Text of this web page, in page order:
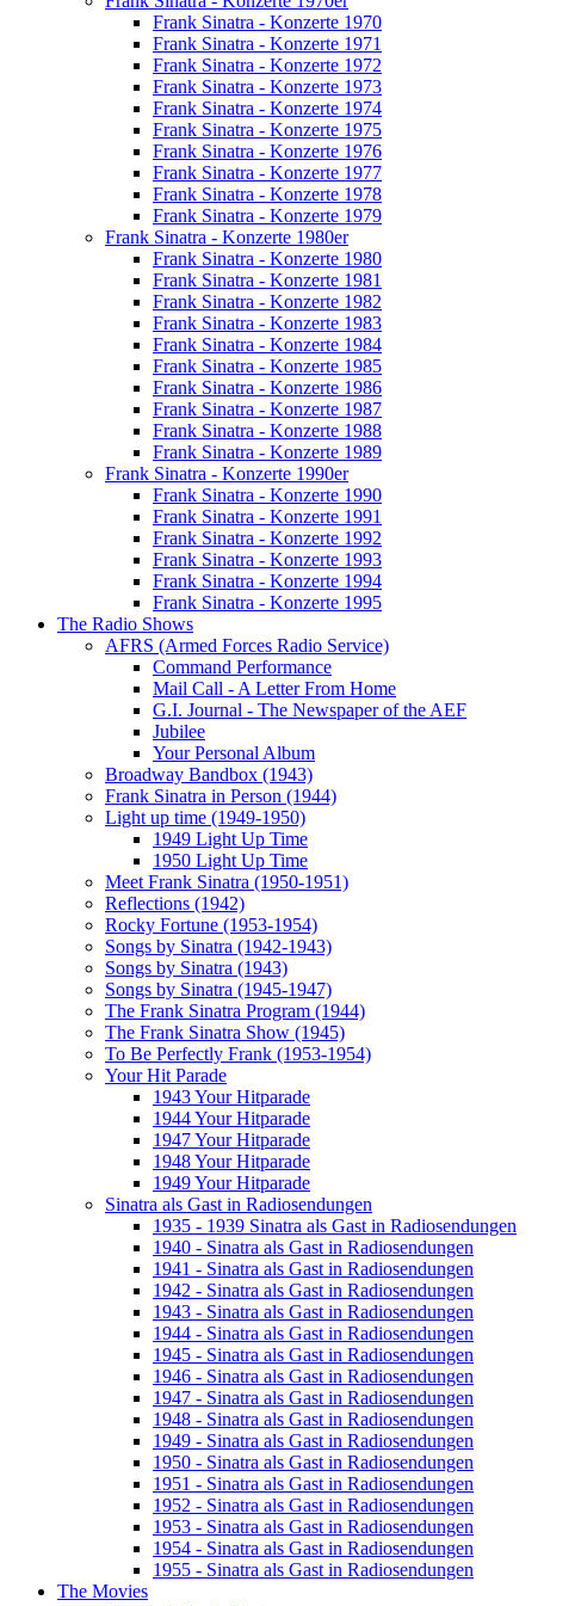
Frank Sinatra - Konzerte 1970
Frank Sinatra - Konzerte 1971
Frank Sinatra - Konzerte 1972
Frank Sinatra - Konzerte 1973
Frank Sinatra - Konzerte 1974
Frank Sinatra - Konzerte 1975
Frank Sinatra - Konzerte 1976
Frank Sinatra - Konzerte 1977
Frank Sinatra - Konzerte 1978
Frank Sinatra - Konzerte 1979
Frank Sinatra - Konzerte 1980er
Frank Sinatra - Konzerte 1980
Frank Sinatra - Konzerte 1981
Frank Sinatra - Konzerte 1982
Frank Sinatra - Konzerte 1983
Frank Sinatra - Konzerte 1984
Frank Sinatra - Konzerte 1985
Frank Sinatra - Konzerte 1986
Frank Sinatra - Konzerte 1987
Frank Sinatra - Konzerte 1988
Frank Sinatra - Konzerte 1989
Frank Sinatra - Konzerte 1990er
Frank Sinatra - Konzerte 1990
Frank Sinatra - Konzerte 1991
Frank Sinatra - Konzerte 1992
Frank Sinatra - Konzerte 1993
Frank Sinatra - Konzerte 1994
Frank Sinatra - Konzerte 1995
The Radio Shows
AFRS (Armed Forces Radio Service)
Command Performance
Mail Call - A Letter From Home
G.I. Journal - The Newspaper of the AEF
Jubilee
Your Personal Album
Broadway Bandbox (1943)
Frank Sinatra in Person (1944)
Light up time (1949-1950)
1949 Light Up Time
1950 Light Up Time
Meet Frank Sinatra (1950-1951)
Reflections (1942)
Rocky Fortune (1953-1954)
Songs by Sinatra (1942-1943)
Songs by Sinatra (1943)
Songs by Sinatra (1945-1947)
The Frank Sinatra Program (1944)
The Frank Sinatra Show (1945)
To Be Perfectly Frank (1953-1954)
Your Hit Parade
1943 Your Hitparade
1944 Your Hitparade
1947 Your Hitparade
1948 Your Hitparade
1949 Your Hitparade
Sinatra als Gast in Radiosendungen
1935 - 1939 Sinatra als Gast in Radiosendungen
1940 - Sinatra als Gast in Radiosendungen
1941 - Sinatra als Gast in Radiosendungen
1942 - Sinatra als Gast in Radiosendungen
1943 - Sinatra als Gast in Radiosendungen
1944 - Sinatra als Gast in Radiosendungen
1945 - Sinatra als Gast in Radiosendungen
1946 - Sinatra als Gast in Radiosendungen
1947 - Sinatra als Gast in Radiosendungen
1948 - Sinatra als Gast in Radiosendungen
1949 - Sinatra als Gast in Radiosendungen
1950 - Sinatra als Gast in Radiosendungen
1951 - Sinatra als Gast in Radiosendungen
1952 - Sinatra als Gast in Radiosendungen
1953 - Sinatra als Gast in Radiosendungen
1954 - Sinatra als Gast in Radiosendungen
1955 - Sinatra als Gast in Radiosendungen
The Movies